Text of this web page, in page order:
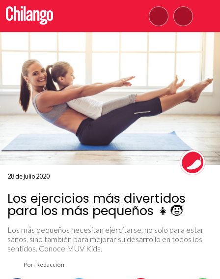
28 de julio 2020
Los ejercicios más divertidos
para los más pequeños 👧🧒
Los más pequeños necesitan ejercitarse, no solo para estar
sanos, sino también para mejorar su desarrollo en todos los
sentidos. Conoce MUV Kids.
Por: Redacción